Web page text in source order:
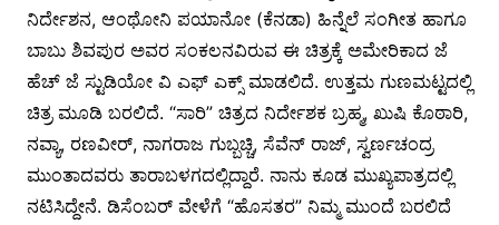
ನಿರ್ದೇಶನ, ಆಂಥೋನಿ ಪಯಾನೋ (ಕೆನಡಾ) ಹಿನ್ನೆಲೆ ಸಂಗೀತ ಹಾಗೂ
ಬಾಬು ಶಿವಪುರ ಅವರ ಸಂಕಲನವಿರುವ ಈ ಚಿತ್ರಕ್ಕೆ ಅಮೇರಿಕಾದ ಜೆ
ಹೆಚ್ ಜೆ ಸ್ಟುಡಿಯೋ ವಿ ಎಫ್ ಎಕ್ಸ್ ಮಾಡಲಿದೆ. ಉತ್ತಮ ಗುಣಮಟ್ಟದಲ್ಲಿ
ಚಿತ್ರ ಮೂಡಿ ಬರಲಿದೆ. “ಸಾರಿ” ಚಿತ್ರದ ನಿರ್ದೇಶಕ ಬ್ರಹ್ಮ, ಖುಷಿ ಕೊಠಾರಿ,
ನವ್ಯಾ, ರಣವೀರ್, ನಾಗರಾಜ ಗುಬ್ಬಚ್ಚಿ, ಸೆವೆನ್ ರಾಜ್, ಸ್ವರ್ಣಚಂದ್ರ
ಮುಂತಾದವರು ತಾರಾಬಳಗದಲ್ಲಿದ್ದಾರೆ. ನಾನು ಕೂಡ ಮುಖ್ಯಪಾತ್ರದಲ್ಲಿ
ನಟಿಸಿದ್ದೇನೆ. ಡಿಸೆಂಬರ್ ವೇಳೆಗೆ “ಹೊಸತರ” ನಿಮ್ಮ ಮುಂದೆ ಬರಲಿದೆ